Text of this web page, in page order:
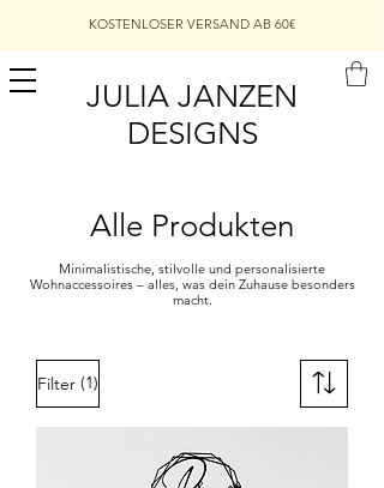
KOSTENLOSER VERSAND AB 60€
JULIA JANZEN
DESIGNS
Alle Produkten
Minimalistische, stilvolle und personalisierte
Wohnaccessoires – alles, was dein Zuhause besonders
macht.
Filter (1)